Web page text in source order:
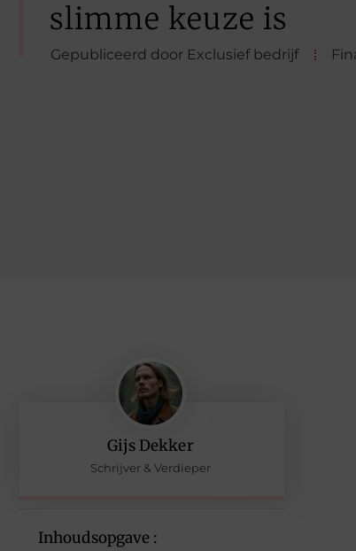
slimme keuze is
Gepubliceerd door Exclusief bedrijf
Gijs Dekker
Schrijver & Verdieper
Inhoudsopgave :